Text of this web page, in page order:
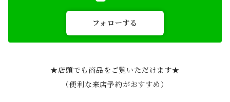
フォローする
★店頭でも商品をご覧いただけます★
（便利な来店予約がおすすめ）